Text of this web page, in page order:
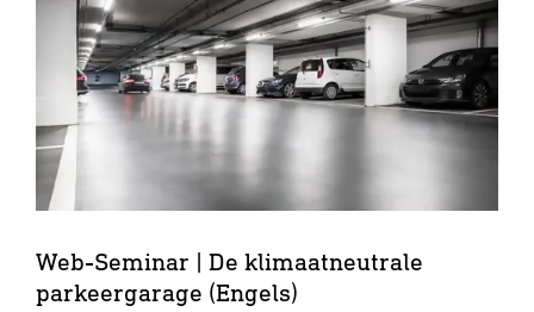
Web-Seminar | De klimaatneutrale
parkeergarage (Engels)